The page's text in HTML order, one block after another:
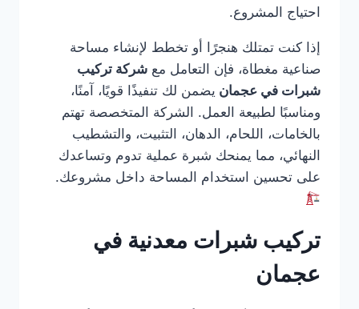
احتياج المشروع.
إذا كنت تمتلك هنجرًا أو تخطط لإنشاء مساحة
صناعية مغطاة، فإن التعامل مع شركة تركيب
شبرات في عجمان يضمن لك تنفيذًا قويًا، آمنًا،
ومناسبًا لطبيعة العمل. الشركة المتخصصة تهتم
بالخامات، اللحام، الدهان، التثبيت، والتشطيب
النهائي، مما يمنحك شبرة عملية تدوم وتساعدك
على تحسين استخدام المساحة داخل مشروعك.
تركيب شبرات معدنية في
عجمان